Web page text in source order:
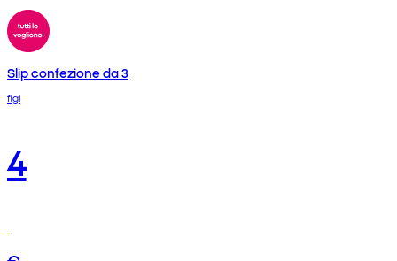
Slip confezione da 3
figi
4